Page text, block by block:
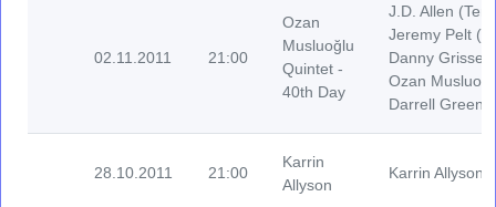
02.11.2011 21:00
Ozan
Musluoğlu
Quintet -
40th Day
J.D. Allen
Jeremy Pelt
Danny
Ozan
Darrell Green
28.10.2011 21:00
Karrin
Allyson
Karrin Allyson